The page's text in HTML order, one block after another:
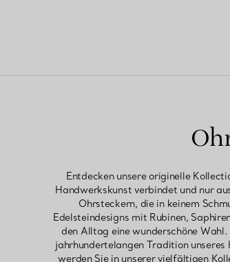
Entdecken unsere originelle
Handwerkskunst verbindet und nur
Ohrsteckern, die in keinem
Edelsteindesigns mit Rubinen,
den Alltag eine wunderschöne
jahrhundertelangen Tradition unseres
werden Sie in unserer vielfältigen